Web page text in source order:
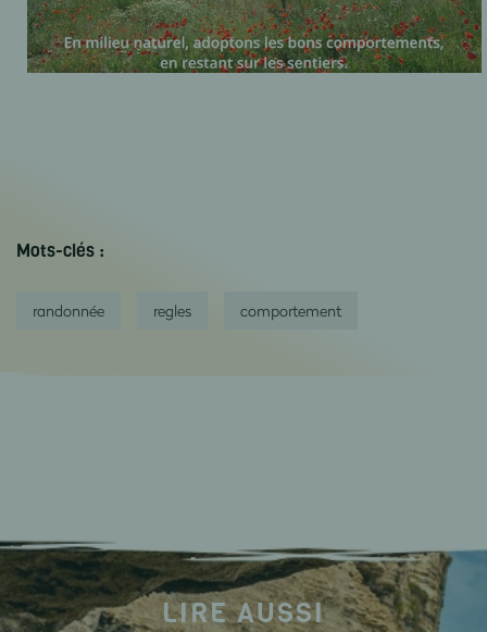
Mots-clés :
randonnée regles comportement
LIRE AUSSI